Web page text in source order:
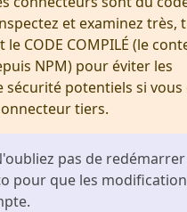
et examinez très,
CODE COMPILÉ (le
NPM) pour éviter les
sécurité potentiels si vous
tiers.
pas de
pour que les